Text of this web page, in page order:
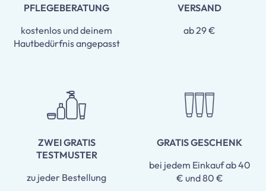
PFLEGEBERATUNG
kostenlos und deinem
Hautbedürfnis angepasst
VERSAND
ab 29 €
ZWEI GRATIS
TESTMUSTER
zu jeder Bestellung
GRATIS GESCHENK
bei jedem Einkauf ab 40
€ und 80 €